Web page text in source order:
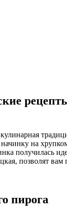
на
получилась
позволят вам
пирога